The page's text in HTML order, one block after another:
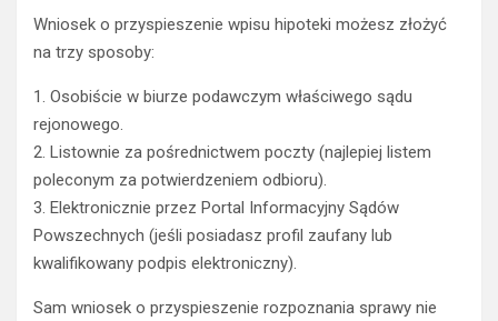
Wniosek o przyspieszenie wpisu hipoteki możesz złożyć
na trzy sposoby:
1. Osobiście w biurze podawczym właściwego sądu
rejonowego.
2. Listownie za pośrednictwem poczty (najlepiej listem
poleconym za potwierdzeniem odbioru).
3. Elektronicznie przez Portal Informacyjny Sądów
Powszechnych (jeśli posiadasz profil zaufany lub
kwalifikowany podpis elektroniczny).
Sam wniosek o przyspieszenie rozpoznania sprawy nie